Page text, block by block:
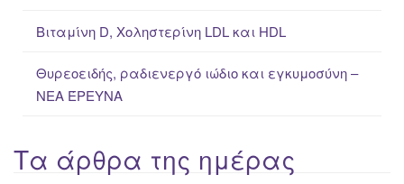
Βιταμίνη D, Χοληστερίνη LDL και HDL
Θυρεοειδής, ραδιενεργό ιώδιο και εγκυμοσύνη –
ΝΕΑ ΈΡΕΥΝΑ
Τα άρθρα της ημέρας